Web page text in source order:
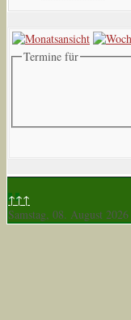
Termine für
↑↑↑
Samstag, 08. August 2026